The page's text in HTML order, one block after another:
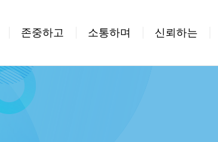
존중하고 소통하며 신뢰하는